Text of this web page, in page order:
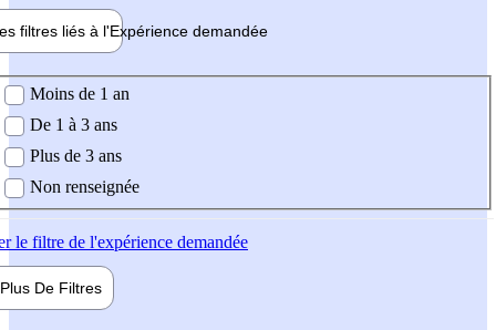
filtres liés à l'Expérience demandée
demandée
Moins de 1 an
De 1 à 3 ans
Plus de 3 ans
Non renseignée
le filtre de l'expérience demandée
Plus De Filtres